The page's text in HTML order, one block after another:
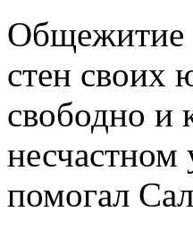
Общежитие
стен своих
свободно и
несчастном
помогал